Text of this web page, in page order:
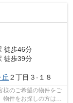
徒歩46分
徒歩39分
丘 ２丁目３-１８
様のご希望の物件をご
物件をお探しの方はぜ